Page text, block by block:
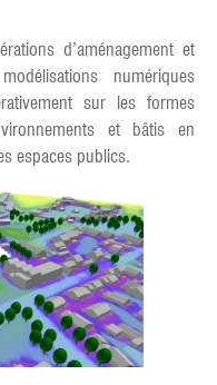
d’aménagement et
numériques
sur les formes
et bâtis en
espaces publics.